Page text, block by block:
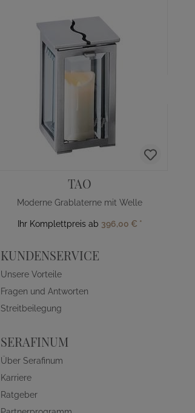
TAO
Moderne Grablaterne mit Welle
Ihr Komplettpreis ab 396,00 € *
KUNDENSERVICE
Unsere Vorteile
Fragen und Antworten
Streitbeilegung
SERAFINUM
Über Serafinum
Karriere
Ratgeber